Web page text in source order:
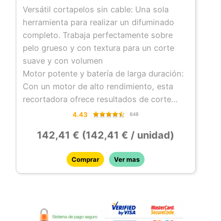
Nuestros productos de alta tecnología son
Made in Germany con la última tecnología
de iones de litio y un diseño cautivador
Versátil cortapelos sin cable: Una sola
herramienta para realizar un difuminado
completo. Trabaja perfectamente sobre
pelo grueso y con textura para un corte
suave y con volumen
Motor potente y batería de larga duración:
Con un motor de alto rendimiento, esta
recortadora ofrece resultados de corte
potentes y precisos. La batería de iones de
Opciones de corte versátiles: Viene con 8
peines de sujeción premium con ajuste
seguro y ángulo suave para una amplia
gama de longitudes y estilos de corte
para soportar un uso profesional
frecuente, la Legend inalámbrica presenta
4.43 648
142,41 € (142,41 € / unidad)
Comprar Ver mas